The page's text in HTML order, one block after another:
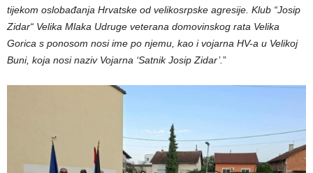
tijekom oslobađanja Hrvatske od velikosrpske agresije. Klub “Josip
Zidar“ Velika Mlaka Udruge veterana domovinskog rata Velika
Gorica s ponosom nosi ime po njemu, kao i vojarna HV-a u Velikoj
Buni, koja nosi naziv Vojarna ‘Satnik Josip Zidar’.”